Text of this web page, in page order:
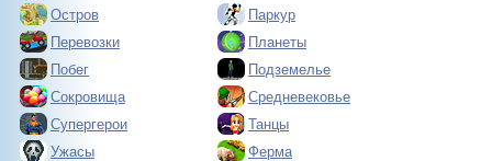
Остров
Паркур
Перевозки
Планеты
Побег
Подземелье
Сокровища
Средневековье
Супергерои
Танцы
Ужасы
Ферма